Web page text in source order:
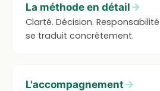
La méthode en détail
Clarté. Décision.
se traduit concrètement.
L'accompagnement